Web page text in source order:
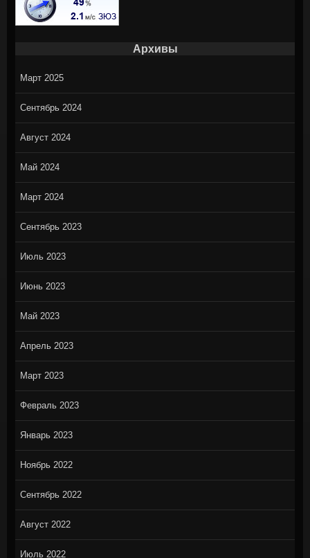
Архивы
Март 2025
Сентябрь 2024
Август 2024
Май 2024
Март 2024
Сентябрь 2023
Июль 2023
Июнь 2023
Май 2023
Апрель 2023
Март 2023
Февраль 2023
Январь 2023
Ноябрь 2022
Сентябрь 2022
Август 2022
Июль 2022